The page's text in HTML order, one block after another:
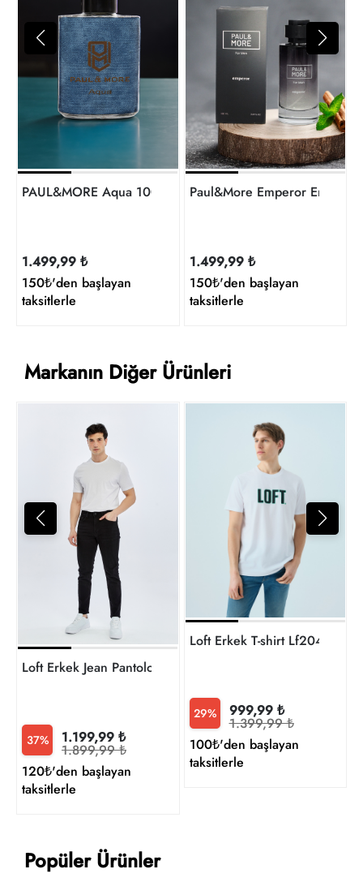
PAUL&MORE Aqua 100Ml Erkek Parfüm
1.499,99 ₺
150₺'den başlayan
taksitlerle
Paul&More Emperor Erkek
1.499,99 ₺
150₺'den başlayan
taksitlerle
Markanın Diğer Ürünleri
Loft Erkek Jean Pantolon LF2041062
37% 1.199,99 ₺
1.899,99 ₺
120₺'den başlayan
taksitlerle
Loft Erkek T-shirt Lf2040075
29% 999,99 ₺
1.399,99 ₺
100₺'den başlayan
taksitlerle
Popüler Ürünler